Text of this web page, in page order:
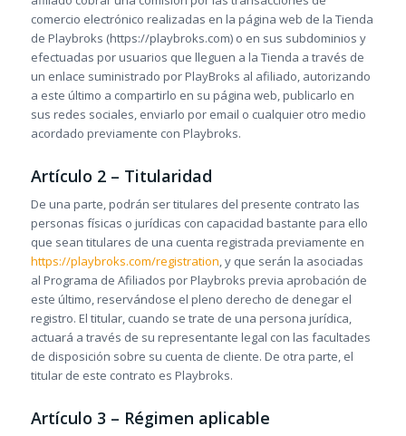
comercio electrónico realizadas en la página web de la Tienda
de Playbroks (https://playbroks.com) o en sus subdominios y
efectuadas por usuarios que lleguen a la Tienda a través de
un enlace suministrado por PlayBroks al afiliado, autorizando
a este último a compartirlo en su página web, publicarlo en
sus redes sociales, enviarlo por email o cualquier otro medio
acordado previamente con Playbroks.
Artículo 2 – Titularidad
De una parte, podrán ser titulares del presente contrato las
personas físicas o jurídicas con capacidad bastante para ello
que sean titulares de una cuenta registrada previamente en
https://playbroks.com/registration, y que serán la asociadas
al Programa de Afiliados por Playbroks previa aprobación de
este último, reservándose el pleno derecho de denegar el
registro. El titular, cuando se trate de una persona jurídica,
actuará a través de su representante legal con las facultades
de disposición sobre su cuenta de cliente. De otra parte, el
titular de este contrato es Playbroks.
Artículo 3 – Régimen aplicable